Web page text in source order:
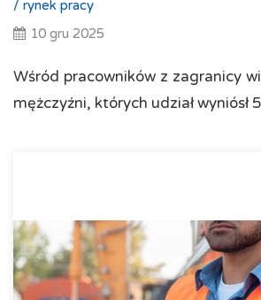
/ rynek pracy
10 gru 2025
Wśród pracowników z zagranicy
mężczyźni, których udział wyniósł